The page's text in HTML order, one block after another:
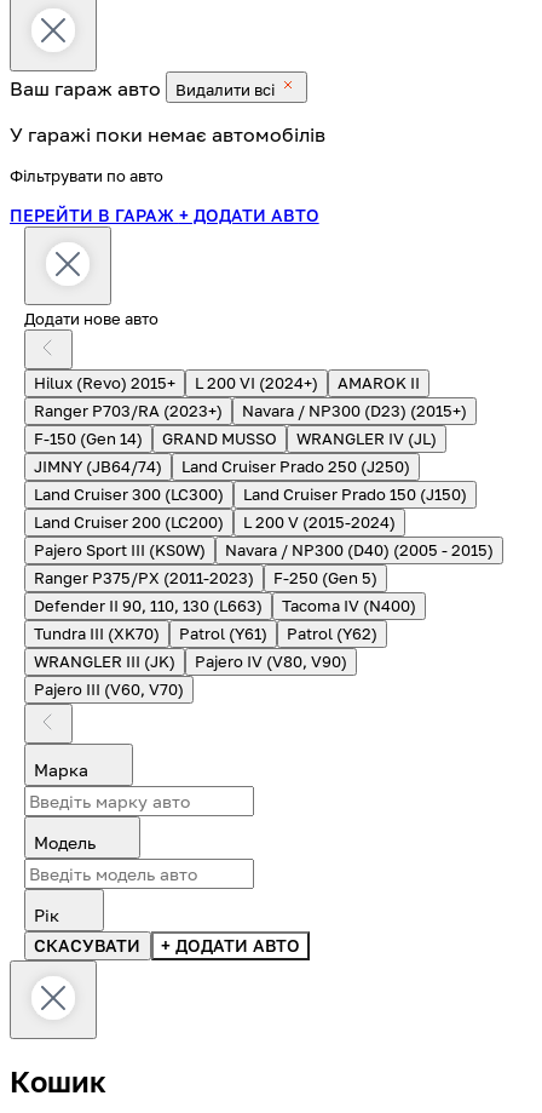
Ваш гараж авто Видалити всі
У гаражі поки немає автомобілів
Фільтрувати по авто
ПЕРЕЙТИ В ГАРАЖ + ДОДАТИ АВТО
Додати нове авто
Hilux (Revo) 2015+ L 200 VI (2024+)
AMAROK II
Ranger P703/RA (2023+)
Navara / NP300 (D23) (2015+)
F-150 (Gen 14)
GRAND MUSSO
WRANGLER IV (JL)
JIMNY (JB64/74)
Land Cruiser Prado 250 (J250)
Land Cruiser 300 (LC300)
Land Cruiser Prado 150 (J150)
Land Cruiser 200 (LC200)
L 200 V (2015-2024)
Pajero Sport III (KS0W)
Navara / NP300 (D40) (2005 - 2015)
Ranger P375/PX (2011-2023)
F-250 (Gen 5)
Defender II 90, 110, 130 (L663)
Tacoma IV (N400)
Tundra III (XK70)
Patrol (Y61)
Patrol (Y62)
WRANGLER III (JK)
Pajero IV (V80, V90)
Pajero III (V60, V70)
Марка
Модель
Рік
СКАСУВАТИ
+ ДОДАТИ АВТО
Кошик